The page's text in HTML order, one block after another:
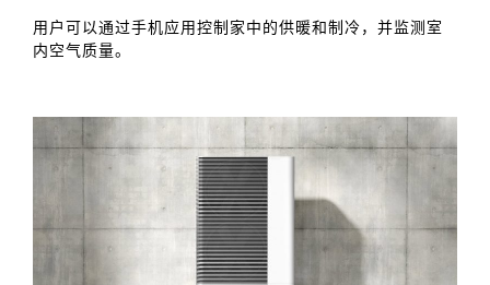
用户可以通过手机应用控制家中的供暖和制冷，并监测室
内空气质量。